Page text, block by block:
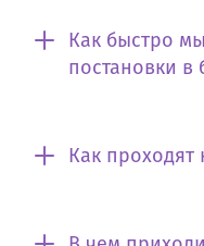
Как быстро
постановки в
Как проходят